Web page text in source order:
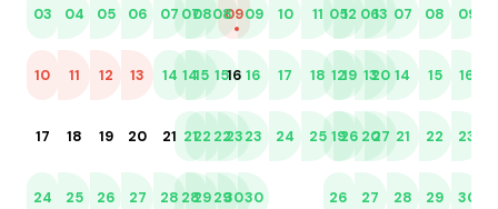
03 04 05 06 07 08 09
10 11 12 13 14 15 16
17 18 19 20 21 22 23
24 25 26 27 28 29 30
07 08 09 10 11 12 13
14 15 16 17 18 19 20
21 22 23 24 25 26 27
28 29 30
05 06 07 08 09
12 13 14 15 16
19 20 21 22 23
26 27 28 29 30